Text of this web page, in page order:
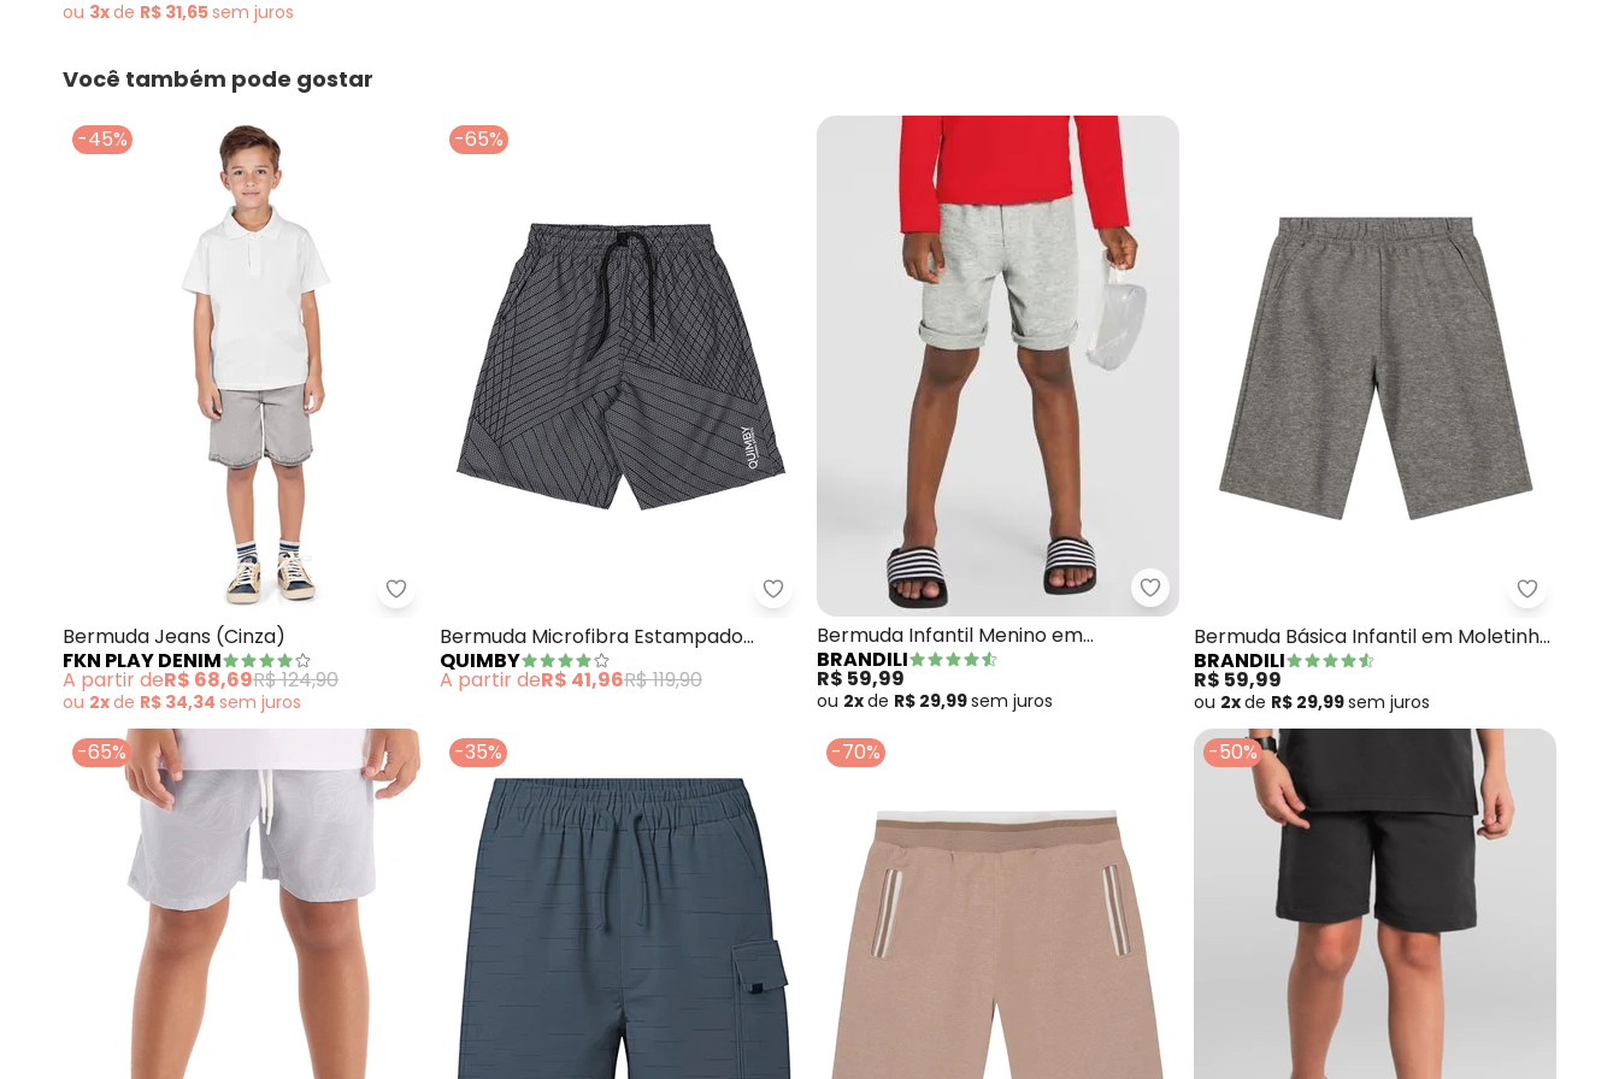
ou 3xde R$ 31,65sem juros
Você também pode gostar
-45%
Fkn Play Denim - Bermuda Jeans (Cinza)
Bermuda Jeans (Cinza)
FKN PLAY DENIM
A partir deR$ 68,69R$ 124,90
ou 2xde R$ 34,34 sem juros
-65%
Quimby - Bermuda Microfibra Estampado (Cinza)
Bermuda Microfibra Estampado
(Cinza)
QUIMBY
A partir deR$ 41,96R$ 119,90
Brandili - Bermuda Infantil Menino em Moletinho
Bermuda Infantil Menino em
Moletinho (Cinza)
BRANDILI
R$ 59,99
ou 2xde R$ 29,99sem juros
Brandili -
Bermuda Básica Infantil em Moletinho
(Cinza)
BRANDILI
R$ 59,99
ou 2xde R$ 29,99sem juros
-65% -35% -70% -50%